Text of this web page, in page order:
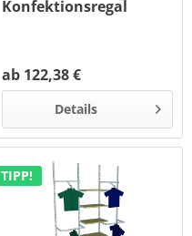
Konfektionsregal
ab 122,38 €
Details
TIPP!